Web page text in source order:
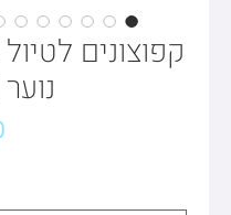
קפוצונים